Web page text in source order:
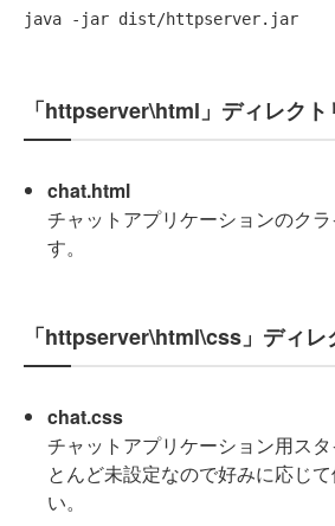
「httpserver\html」ディレクト
chat.html
チャットアプリケーションのク
す。
「httpserver\html\css」ディレ
chat.css
チャットアプリケーション用ス
とんど未設定なので好みに応じ
い。